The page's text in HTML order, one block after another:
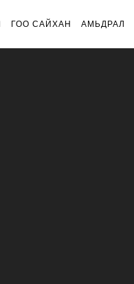
ГОО САЙХАН АМЬДРАЛ